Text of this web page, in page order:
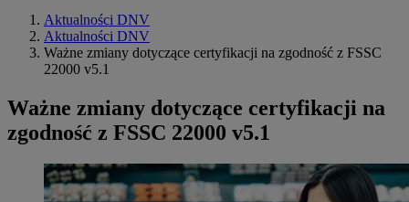
Aktualności DNV
Aktualności DNV
Ważne zmiany dotyczące certyfikacji na zgodność z FSSC
22000 v5.1
Ważne zmiany dotyczące certyfikacji na
zgodność z FSSC 22000 v5.1